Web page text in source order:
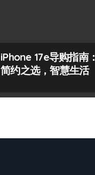
iPhone 17e导购指南：
简约之选，智慧生活